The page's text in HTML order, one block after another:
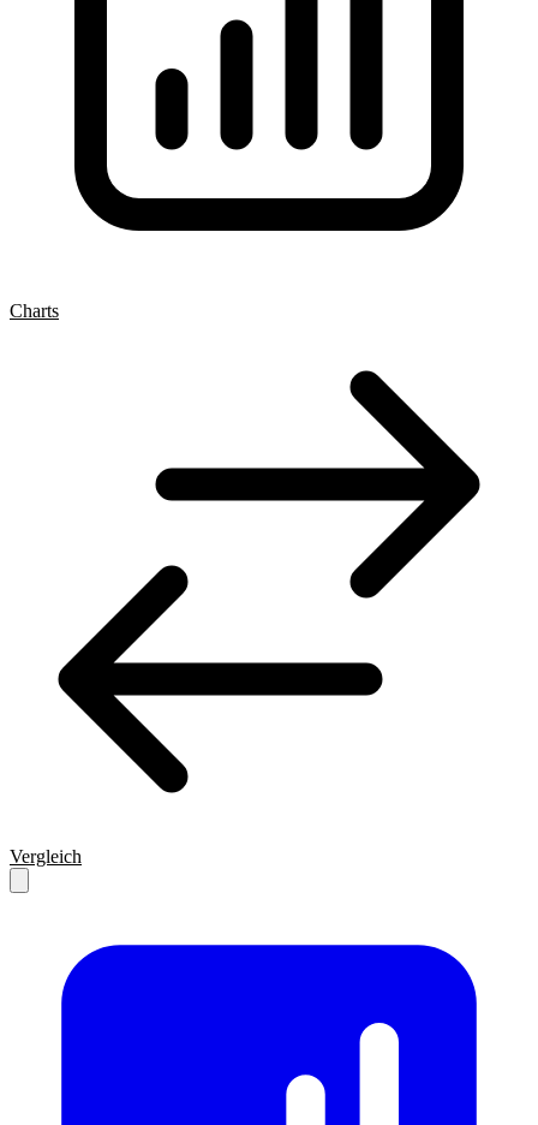
Charts
Vergleich